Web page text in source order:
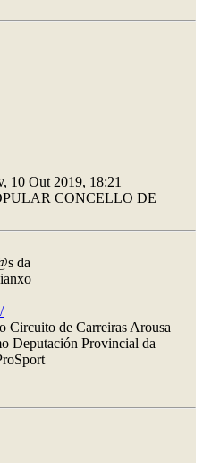
10 Out 2019, 18:21
CONCELLO DE
da
Circuito de Carreiras Arousa
Deputación Provincial da